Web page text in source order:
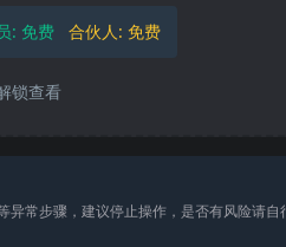
: 免费 合伙人: 免费
锁查看
常步骤，建议停止操作，是否有风险请自